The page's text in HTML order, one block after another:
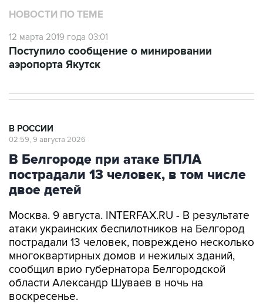
НОВОСТИ ПО ТЕМЕ
12 марта 2019 года 03:01
Поступило сообщение о минировании
аэропорта Якутск
В РОССИИ
02:59, 9 августа 2026
В Белгороде при атаке БПЛА
пострадали 13 человек, в том числе
двое детей
Москва. 9 августа. INTERFAX.RU - В результате
атаки украинских беспилотников на Белгород
пострадали 13 человек, повреждено несколько
многоквартирных домов и нежилых зданий,
сообщил врио губернатора Белгородской
области Александр Шуваев в ночь на
воскресенье.